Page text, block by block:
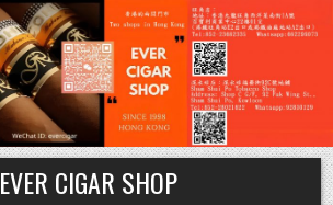
EVER CIGAR SHOP